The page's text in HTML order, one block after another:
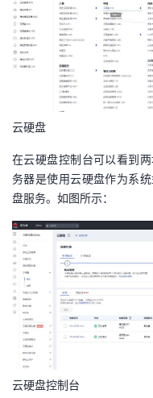
云硬盘
在云硬盘控制台可以看到
务器是使用云硬盘作为系
盘服务。如图所示：
云硬盘控制台